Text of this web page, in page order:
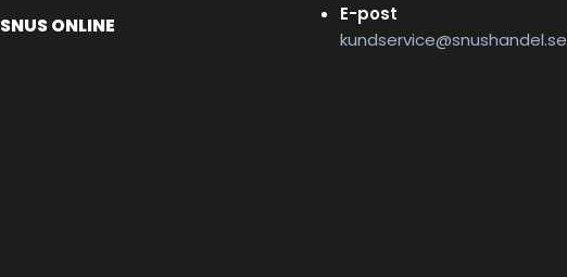
SNUS ONLINE
E-post
kundservice@snushandel.se